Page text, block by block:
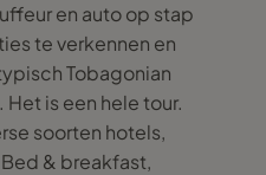
en auto op stap
te verkennen en
Tobagonian
is een hele tour.
soorten hotels,
& breakfast,